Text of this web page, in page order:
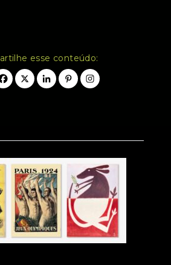
esse conteúdo: